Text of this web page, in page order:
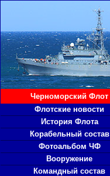
Черноморский Флот
Флотские новости
История Флота
Корабельный состав
Фотоальбом ЧФ
Вооружение
Командный состав